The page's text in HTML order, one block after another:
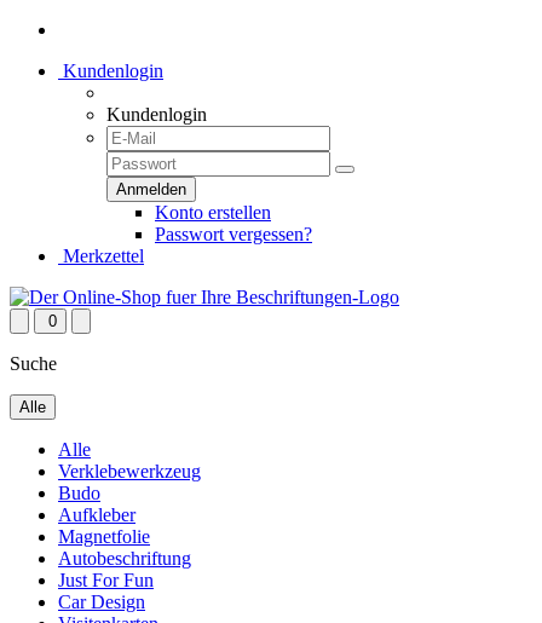
Kundenlogin
Kundenlogin
Konto erstellen
Passwort vergessen?
Merkzettel
0
Suche
Alle
Alle
Verklebewerkzeug
Budo
Aufkleber
Magnetfolie
Autobeschriftung
Just For Fun
Car Design